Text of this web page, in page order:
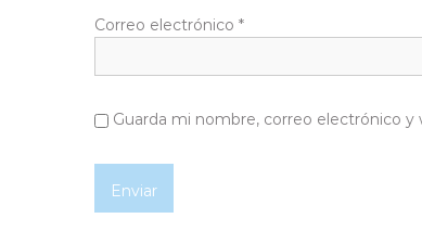
Correo electrónico *
Guarda mi nombre, correo electrónico